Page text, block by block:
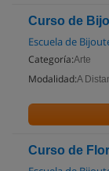
Curso de
Escuela de
Categoría:Arte
Modalidad:A
Curso de